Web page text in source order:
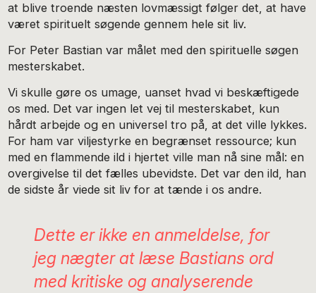
at blive troende næsten lovmæssigt følger det, at have
været spirituelt søgende gennem hele sit liv.
For Peter Bastian var målet med den spirituelle søgen
mesterskabet.
Vi skulle gøre os umage, uanset hvad vi beskæftigede
os med. Det var ingen let vej til mesterskabet, kun
hårdt arbejde og en universel tro på, at det ville lykkes.
For ham var viljestyrke en begrænset ressource; kun
med en flammende ild i hjertet ville man nå sine mål: en
overgivelse til det fælles ubevidste. Det var den ild, han
de sidste år viede sit liv for at tænde i os andre.
Dette er ikke en anmeldelse, for
jeg nægter at læse Bastians ord
med kritiske og analyserende